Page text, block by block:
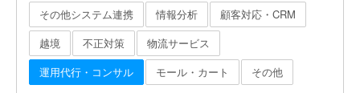
その他システム連携
情報分析
顧客対応・CRM
越境
不正対策
物流サービス
運用代行・コンサル
モール・カート その他